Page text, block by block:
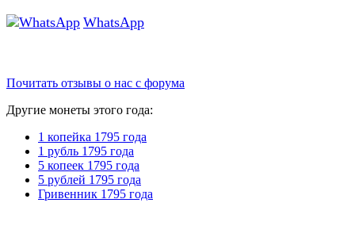
WhatsApp
Почитать отзывы о нас с форума
Другие монеты этого года:
1 копейка 1795 года
1 рубль 1795 года
5 копеек 1795 года
5 рублей 1795 года
Гривенник 1795 года